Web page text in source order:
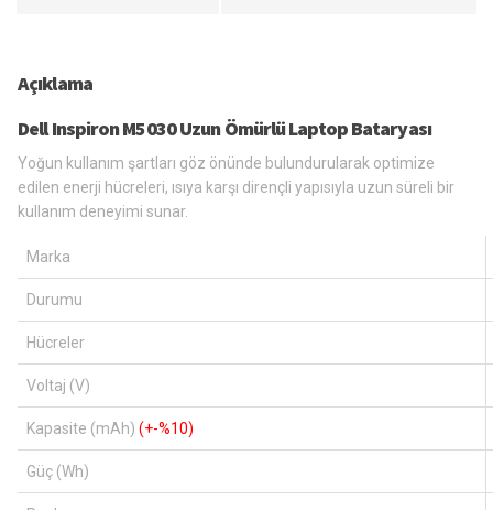
Açıklama
Dell Inspiron M5030 Uzun Ömürlü Laptop Bataryası
Yoğun kullanım şartları göz önünde bulundurularak optimize
edilen enerji hücreleri, ısıya karşı dirençli yapısıyla uzun süreli bir
kullanım deneyimi sunar.
Marka
Durumu
Hücreler
Voltaj (V)
Kapasite (mAh) (+-%10)
Güç (Wh)